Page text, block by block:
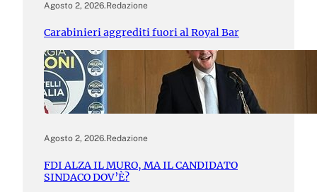
Agosto 2, 2026.Redazione
Carabinieri aggrediti fuori al Royal Bar
Agosto 2, 2026.Redazione
FDI ALZA IL MURO, MA IL CANDIDATO
SINDACO DOV’È?